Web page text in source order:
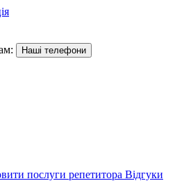
Наші телефони
послуги репетитора Відгуки